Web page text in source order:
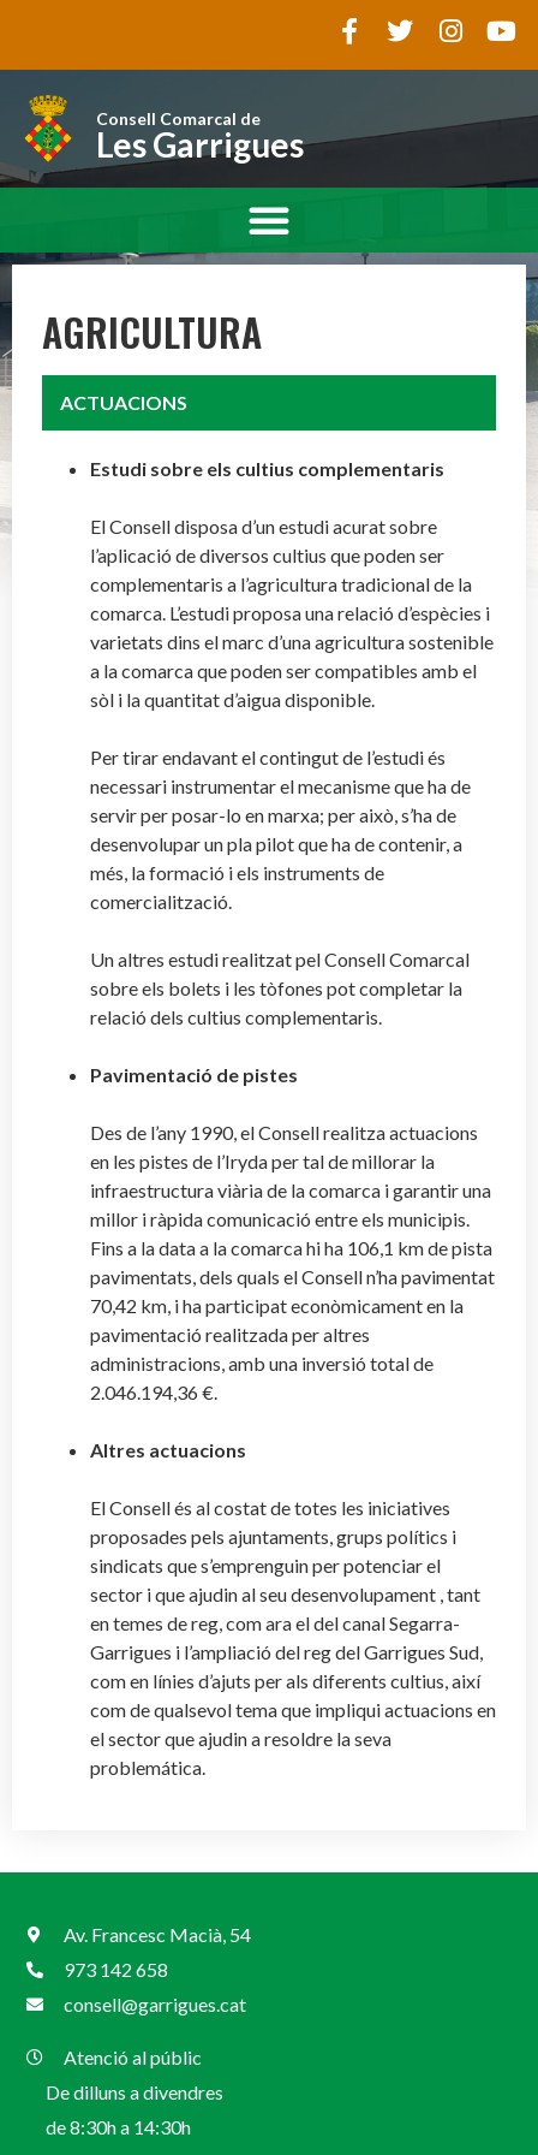
Consell Comarcal de
Les Garrigues
AGRICULTURA
ACTUACIONS
Estudi sobre els cultius complementaris
El Consell disposa d’un estudi acurat sobre
l’aplicació de diversos cultius que poden ser
complementaris a l’agricultura tradicional de la
comarca. L’estudi proposa una relació d’espècies i
varietats dins el marc d’una agricultura sostenible
a la comarca que poden ser compatibles amb el
sòl i la quantitat d’aigua disponible.
Per tirar endavant el contingut de l’estudi és
necessari instrumentar el mecanisme que ha de
servir per posar-lo en marxa; per això, s’ha de
desenvolupar un pla pilot que ha de contenir, a
més, la formació i els instruments de
comercialització.
Un altres estudi realitzat pel Consell Comarcal
sobre els bolets i les tòfones pot completar la
relació dels cultius complementaris.
Pavimentació de pistes
Des de l’any 1990, el Consell realitza actuacions
en les pistes de l’Iryda per tal de millorar la
infraestructura viària de la comarca i garantir una
millor i ràpida comunicació entre els municipis.
Fins a la data a la comarca hi ha 106,1 km de pista
pavimentats, dels quals el Consell n’ha pavimentat
70,42 km, i ha participat econòmicament en la
pavimentació realitzada per altres
administracions, amb una inversió total de
2.046.194,36 €.
Altres actuacions
El Consell és al costat de totes les iniciatives
proposades pels ajuntaments, grups polítics i
sindicats que s’emprenguin per potenciar el
sector i que ajudin al seu desenvolupament , tant
en temes de reg, com ara el del canal Segarra-
Garrigues i l’ampliació del reg del Garrigues Sud,
com en línies d’ajuts per als diferents cultius, així
com de qualsevol tema que impliqui actuacions en
el sector que ajudin a resoldre la seva
problemática.
Av. Francesc Macià, 54
973 142 658
consell@garrigues.cat
Atenció al públic
De dilluns a divendres
de 8:30h a 14:30h